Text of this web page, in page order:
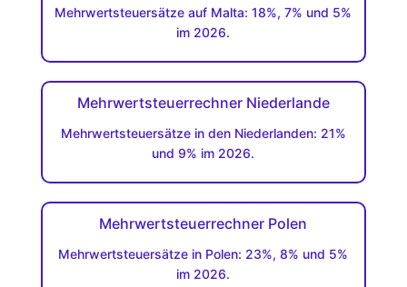
Mehrwertsteuersätze auf Malta: 18%, 7% und 5%
im 2026.
Mehrwertsteuerrechner Niederlande
Mehrwertsteuersätze in den Niederlanden: 21%
und 9% im 2026.
Mehrwertsteuerrechner Polen
Mehrwertsteuersätze in Polen: 23%, 8% und 5%
im 2026.